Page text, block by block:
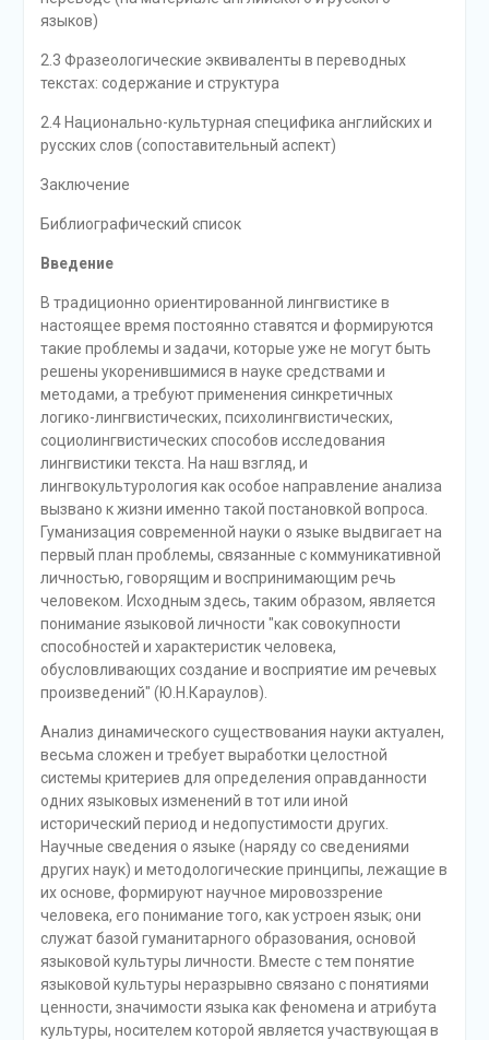
языков)
2.3 Фразеологические эквиваленты в переводных
текстах: содержание и структура
2.4 Национально-культурная специфика английских и
русских слов (сопоставительный аспект)
Заключение
Библиографический список
Введение
В традиционно ориентированной лингвистике в
настоящее время постоянно ставятся и формируются
такие проблемы и задачи, которые уже не могут быть
решены укоренившимися в науке средствами и
методами, а требуют применения синкретичных
логико-лингвистических, психолингвистических,
социолингвистических способов исследования
лингвистики текста. На наш взгляд, и
лингвокультурология как особое направление анализа
вызвано к жизни именно такой постановкой вопроса.
Гуманизация современной науки о языке выдвигает на
первый план проблемы, связанные с коммуникативной
личностью, говорящим и воспринимающим речь
человеком. Исходным здесь, таким образом, является
понимание языковой личности "как совокупности
способностей и характеристик человека,
обусловливающих создание и восприятие им речевых
произведений" (Ю.Н.Караулов).
Анализ динамического существования науки актуален,
весьма сложен и требует выработки целостной
системы критериев для определения оправданности
одних языковых изменений в тот или иной
исторический период и недопустимости других.
Научные сведения о языке (наряду со сведениями
других наук) и методологические принципы, лежащие в
их основе, формируют научное мировоззрение
человека, его понимание того, как устроен язык; они
служат базой гуманитарного образования, основой
языковой культуры личности. Вместе с тем понятие
языковой культуры неразрывно связано с понятиями
ценности, значимости языка как феномена и атрибута
культуры, носителем которой является участвующая в